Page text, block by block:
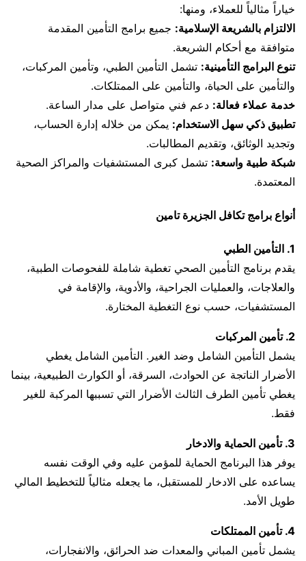
خياراً مثالياً للعملاء، ومنها:
الالتزام بالشريعة الإسلامية: جميع برامج التأمين المقدمة
متوافقة مع أحكام الشريعة.
تنوع البرامج التأمينية: تشمل التأمين الطبي، وتأمين المركبات،
والتأمين على الحياة، والتأمين على الممتلكات.
خدمة عملاء فعالة: دعم فني متواصل على مدار الساعة.
تطبيق ذكي سهل الاستخدام: يمكن من خلاله إدارة الحساب،
وتجديد الوثائق، وتقديم المطالبات.
شبكة طبية واسعة: تشمل كبرى المستشفيات والمراكز الصحية
المعتمدة.
أنواع برامج تكافل الجزيرة تامين
1. التأمين الطبي
يقدم برنامج التأمين الصحي تغطية شاملة للفحوصات الطبية،
والعلاجات، والعمليات الجراحية، والأدوية، والإقامة في
المستشفيات، حسب نوع التغطية المختارة.
2. تأمين المركبات
يشمل التأمين الشامل وضد الغير. التأمين الشامل يغطي
الأضرار الناتجة عن الحوادث، السرقة، أو الكوارث الطبيعية، بينما
يغطي تأمين الطرف الثالث الأضرار التي تسببها المركبة للغير
فقط.
3. تأمين الحماية والادخار
يوفر هذا البرنامج الحماية للمؤمن عليه وفي الوقت نفسه
يساعده على الادخار للمستقبل، ما يجعله مثالياً للتخطيط المالي
طويل الأمد.
4. تأمين الممتلكات
يشمل تأمين المباني والمعدات ضد الحرائق، والانفجارات،